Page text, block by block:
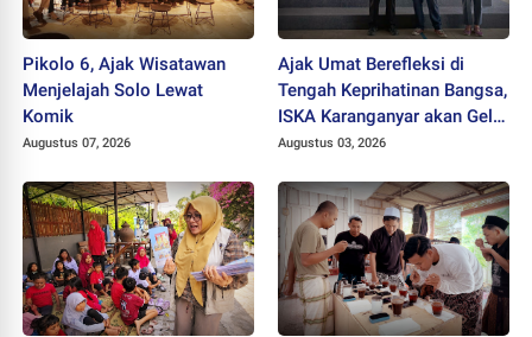
Pikolo 6, Ajak Wisatawan
Menjelajah Solo Lewat
Komik
Augustus 07, 2026
Ajak Umat Berefleksi di
Tengah Keprihatinan Bangsa,
ISKA Karanganyar akan Gelar
"Mlampah Ziarah"
Augustus 03, 2026